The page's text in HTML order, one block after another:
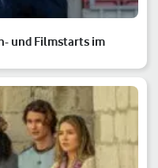
und Filmstarts im